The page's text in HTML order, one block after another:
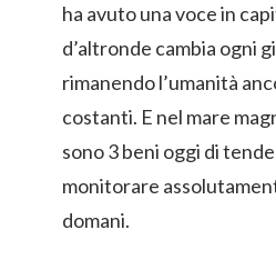
ha avuto una voce in
d’altronde cambia ogni
rimanendo l’umanità
costanti. E nel mare
sono 3 beni oggi di
monitorare
domani.